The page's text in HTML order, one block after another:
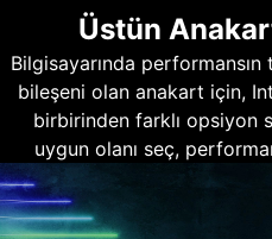
Üstün
Bilgisayarında
bileşeni olan anakart için,
birbirinden farklı opsiyon
uygun olanı seç,